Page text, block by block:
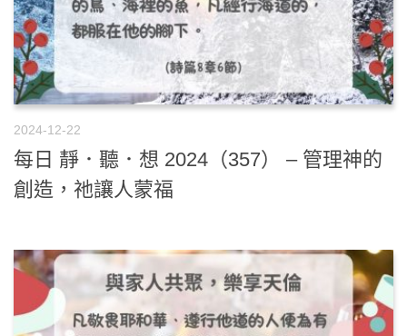
2024-12-22
每日 靜．聽．想 2024（357） – 管理神的
創造，祂讓人蒙福